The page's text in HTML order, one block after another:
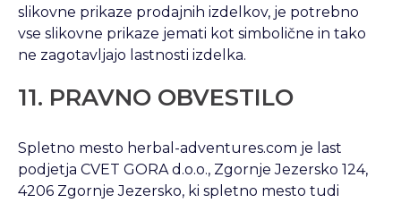
slikovne prikaze prodajnih izdelkov, je potrebno
vse slikovne prikaze jemati kot simbolične in tako
ne zagotavljajo lastnosti izdelka.
11. PRAVNO OBVESTILO
Spletno mesto herbal-adventures.com je last
podjetja CVET GORA d.o.o., Zgornje Jezersko 124,
4206 Zgornje Jezersko, ki spletno mesto tudi